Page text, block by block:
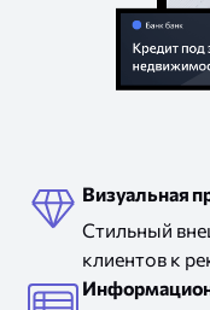
Визуальная
Стильный
клиентов к